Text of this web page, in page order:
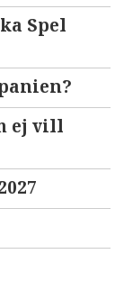
Spel
ej vill